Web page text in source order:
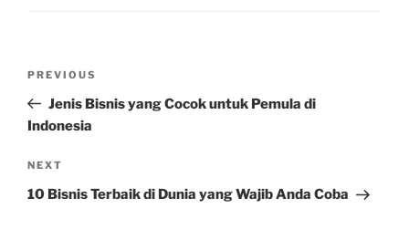
Previous
Post
PREVIOUS
Jenis Bisnis yang Cocok untuk Pemula di
Indonesia
Next
Post
NEXT
10 Bisnis Terbaik di Dunia yang Wajib Anda Coba